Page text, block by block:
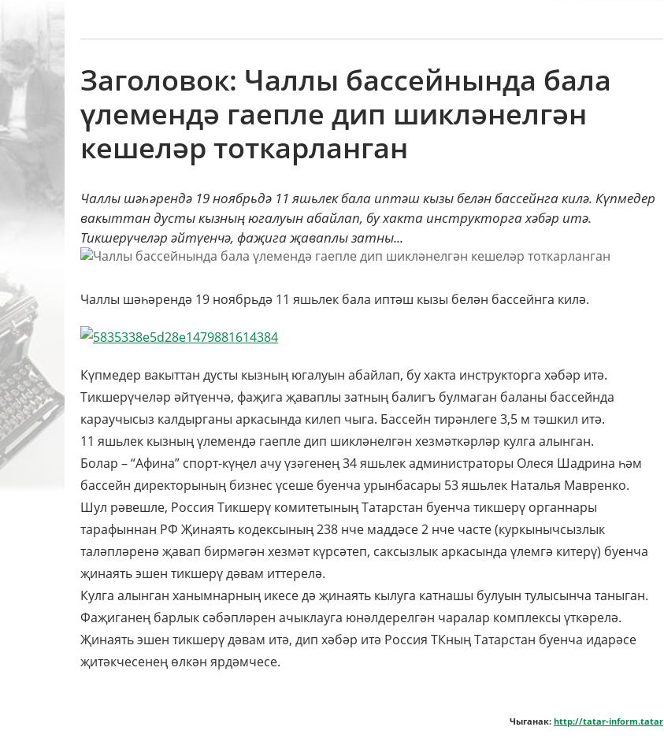
Заголовок: Чаллы бассейнында бала
үлемендә гаепле дип шикләнелгән
кешеләр тоткарланган
Чаллы шәһәрендә 19 ноябрьдә 11 яшьлек бала иптәш кызы белән бассейнга килә. Күпмедер
вакыттан дусты кызның югалуын абайлап, бу хакта инструкторга хәбәр итә.
Тикшерүчеләр әйтүенчә, фаҗига җаваплы затны...
Чаллы шәһәрендә 19 ноябрьдә 11 яшьлек бала иптәш кызы белән бассейнга килә.
Күпмедер вакыттан дусты кызның югалуын абайлап, бу хакта инструкторга хәбәр итә.
Тикшерүчеләр әйтүенчә, фаҗига җаваплы затның балигъ булмаган баланы бассейнда
караучысыз калдырганы аркасында килеп чыга. Бассейн тирәнлеге 3,5 м тәшкил итә.
11 яшьлек кызның үлемендә гаепле дип шикләнелгән хезмәткәрләр кулга алынган.
Болар – “Афина” спорт-күңел ачу үзәгенең 34 яшьлек администраторы Олеся Шадрина һәм
бассейн директорының бизнес үсеше буенча урынбасары 53 яшьлек Наталья Мавренко.
Шул рәвешле, Россия Тикшерү комитетының Татарстан буенча тикшерү органнары
тарафыннан РФ Җинаять кодексының 238 нче маддәсе 2 нче часте (куркынычсызлык
таләпләренә җавап бирмәгән хезмәт күрсәтеп, саксызлык аркасында үлемгә китерү) буенча
җинаять эшен тикшерү дәвам иттерелә.
Кулга алынган ханымнарның икесе дә җинаять кылуга катнашы булуын тулысынча таныган.
Фаҗиганең барлык сәбәпләрен ачыклауга юнәлдерелгән чаралар комплексы үткәрелә.
Җинаять эшен тикшерү дәвам итә, дип хәбәр итә Россия ТКның Татарстан буенча идарәсе
җитәкчесенең өлкән ярдәмчесе.
Чыганак: http://tatar-inform.tatar